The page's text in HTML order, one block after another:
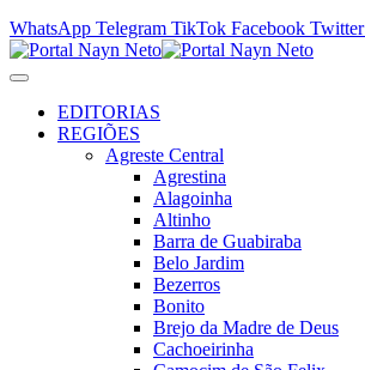
WhatsApp Telegram TikTok Facebook Twitter
EDITORIAS
REGIÕES
Agreste Central
Agrestina
Alagoinha
Altinho
Barra de Guabiraba
Belo Jardim
Bezerros
Bonito
Brejo da Madre de Deus
Cachoeirinha